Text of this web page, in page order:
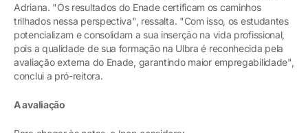
Adriana. "Os resultados do Enade certificam os caminhos
trilhados nessa perspectiva", ressalta. "Com isso, os estudantes
potencializam e consolidam a sua inserção na vida profissional,
pois a qualidade de sua formação na Ulbra é reconhecida pela
avaliação externa do Enade, garantindo maior empregabilidade",
conclui a pró-reitora.
A avaliação